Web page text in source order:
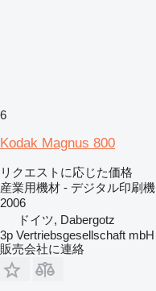
6
Kodak Magnus 800
リクエストに応じた価格
産業用機材 - デジタル印刷機
2006
ドイツ, Dabergotz
3p Vertriebsgesellschaft mbH
販売会社に連絡